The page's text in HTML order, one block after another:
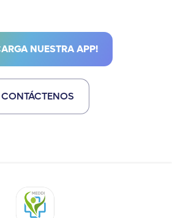
NUESTRA APP!
CONTÁCTENOS